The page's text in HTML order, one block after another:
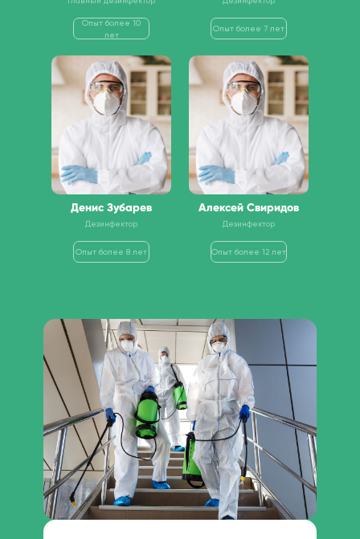
Опыт более 10
лет
Опыт более 7 лет
Денис Зубарев
Дезинфектор
Опыт более 8 лет
Алексей Свиридов
Дезинфектор
Опыт более 12 лет
Обратный звонок
Контакты
Меню
Главная
Наши услуги
Стомость услуг
Москва, ул. Секретная, д 36
Посмотреть на карте